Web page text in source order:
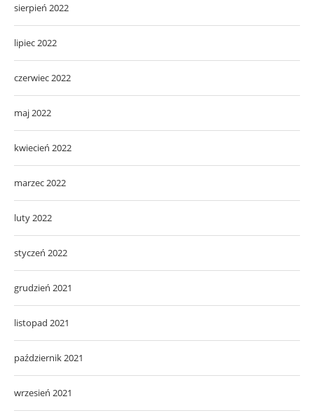
sierpień 2022
lipiec 2022
czerwiec 2022
maj 2022
kwiecień 2022
marzec 2022
luty 2022
styczeń 2022
grudzień 2021
listopad 2021
październik 2021
wrzesień 2021